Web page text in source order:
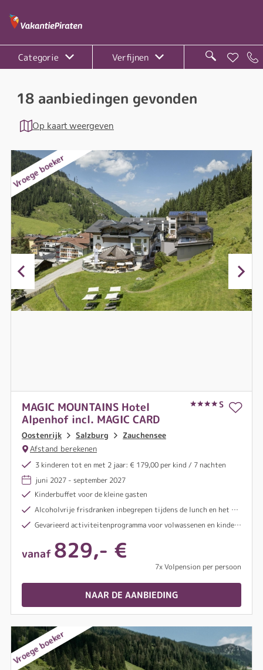
Categorie Verfijnen
18 aanbiedingen gevonden
Op kaart weergeven
Vroege boeker
MAGIC MOUNTAINS Hotel
Alpenhof incl. MAGIC CARD
S
Oostenrijk Salzburg
Zauchensee
Afstand berekenen
3 kinderen tot en met 2 jaar: € 179,00 per kind / 7 nachten
juni 2027 - september 2027
Kinderbuffet voor de kleine gasten
Alcoholvrije frisdranken inbegrepen tijdens de lunch en het diner
Gevarieerd activiteitenprogramma voor volwassenen en kinderen
vanaf 829,- €
7x Volpension per persoon
NAAR DE AANBIEDING
Vroege boeker